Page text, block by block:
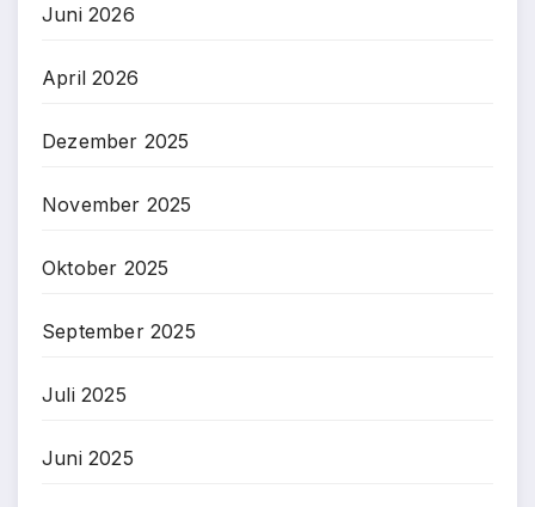
Juni 2026
April 2026
Dezember 2025
November 2025
Oktober 2025
September 2025
Juli 2025
Juni 2025